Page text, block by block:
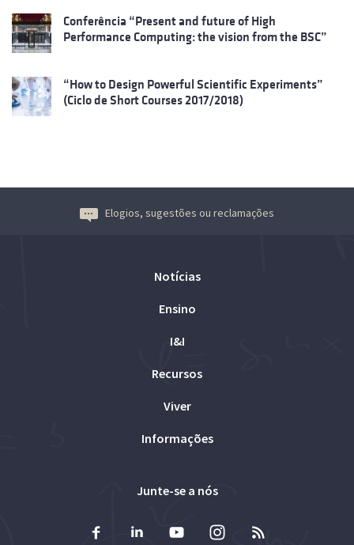
Conferência “Present and future of High
Performance Computing: the vision from the BSC”
“How to Design Powerful Scientific Experiments”
(Ciclo de Short Courses 2017/2018)
Elogios, sugestões ou reclamações
Notícias
Ensino
I&I
Recursos
Viver
Informações
Junte-se a nós